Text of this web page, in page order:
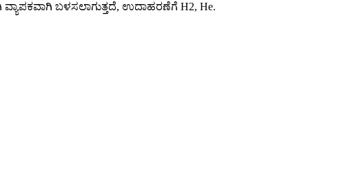
ವ್ಯಾಪಕವಾಗಿ ಬಳಸಲಾಗುತ್ತದೆ, ಉದಾಹರಣೆಗೆ H2, He.